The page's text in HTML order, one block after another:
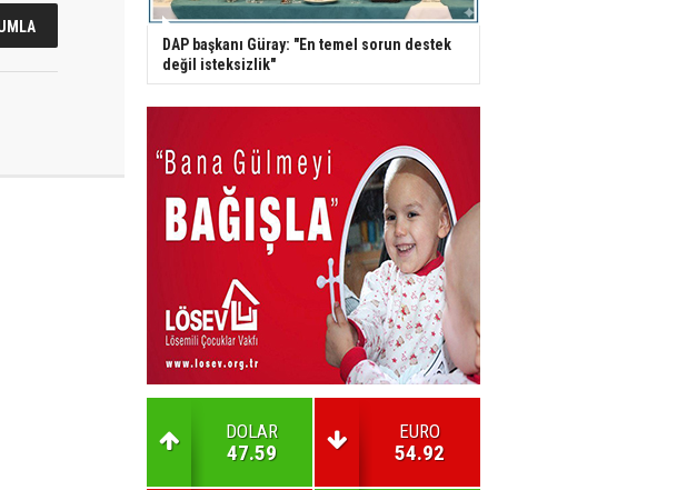
DAP başkanı Güray: "En temel sorun destek
değil isteksizlik"
DOLAR
47.59
EURO
54.92